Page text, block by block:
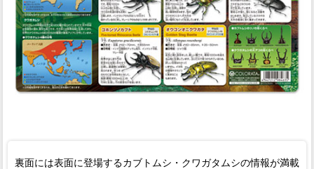
裏面には表面に登場するカブトムシ・クワガタムシの情報が満載